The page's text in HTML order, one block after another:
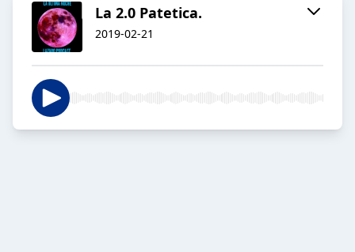
La 2.0 Patetica.
2019-02-21